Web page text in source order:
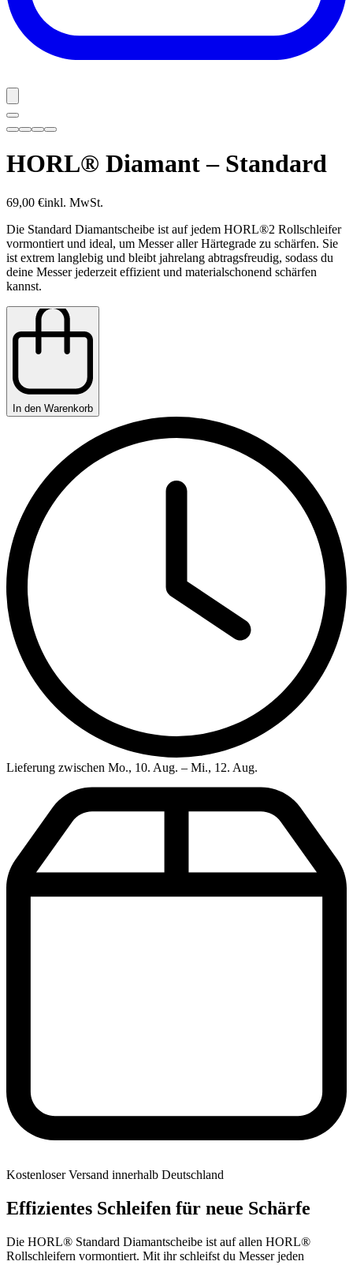
HORL® Diamant – Standard
69,00 €inkl. MwSt.
Die Standard Diamantscheibe ist auf jedem HORL®2 Rollschleifer
vormontiert und ideal, um Messer aller Härtegrade zu schärfen. Sie
ist extrem langlebig und bleibt jahrelang abtragsfreudig, sodass du
deine Messer jederzeit effizient und materialschonend schärfen
kannst.
In den Warenkorb
Lieferung zwischen Mo., 10. Aug. – Mi., 12. Aug.
Kostenloser Versand innerhalb Deutschland
Effizientes Schleifen für neue Schärfe
Die HORL® Standard Diamantscheibe ist auf allen HORL®
Rollschleifern vormontiert. Mit ihr schleifst du Messer jeden